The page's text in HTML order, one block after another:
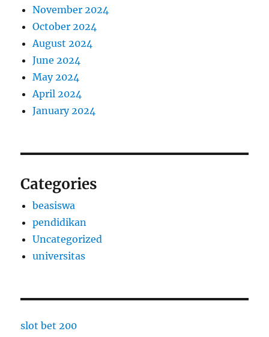
November 2024
October 2024
August 2024
June 2024
May 2024
April 2024
January 2024
Categories
beasiswa
pendidikan
Uncategorized
universitas
slot bet 200